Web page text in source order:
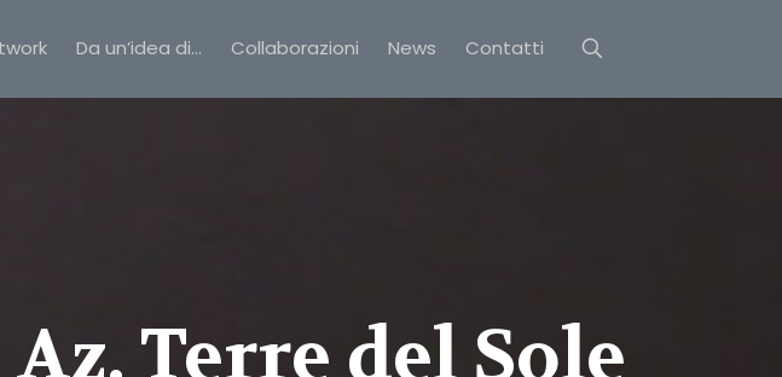
Da un’idea di… Collaborazioni News Contatti
Terre del Sole